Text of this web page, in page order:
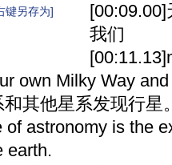
键另存为]
我们
own Milky Way
其他星系发现行星
of astronomy is the
earth.